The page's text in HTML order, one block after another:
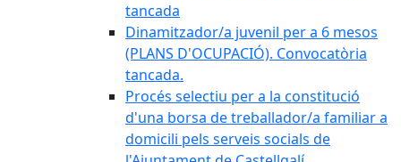
tancada
Dinamitzador/a juvenil per a 6 mesos
(PLANS D'OCUPACIÓ). Convocatòria
tancada.
Procés selectiu per a la constitució
d'una borsa de treballador/a familiar a
domicili pels serveis socials de